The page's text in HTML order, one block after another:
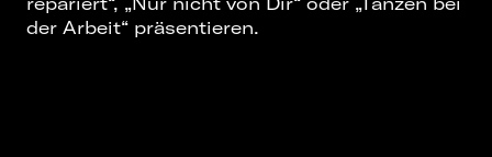
der Arbeit“ präsentieren.